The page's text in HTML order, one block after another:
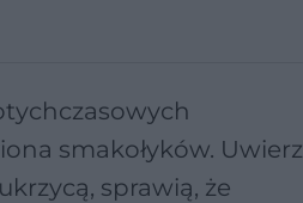
smakołyków. Uwierz
sprawią, że